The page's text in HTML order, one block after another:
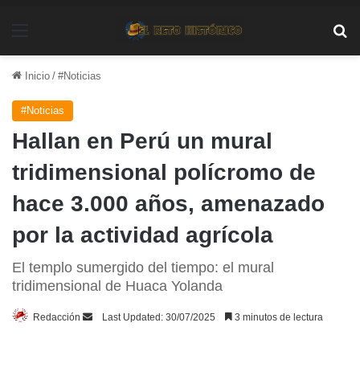
Inicio / #Noticias
#Noticias
Hallan en Perú un mural
tridimensional polícromo de
hace 3.000 años, amenazado
por la actividad agrícola
El templo sumergido del tiempo: el mural
tridimensional de Huaca Yolanda
Redacción
SendLast Updated: 30/07/2025 3 minutos de lectura